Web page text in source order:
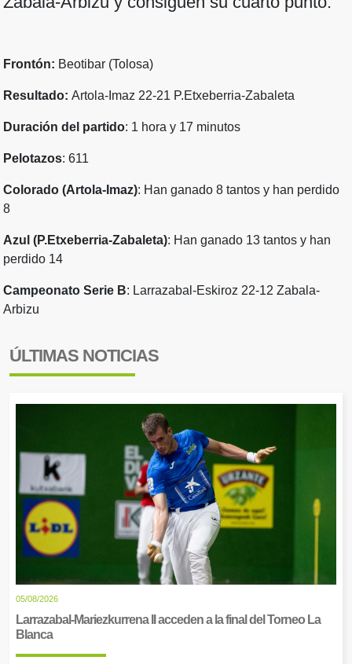
Frontón: Beotibar (Tolosa)
Resultado: Artola-Imaz 22-21 P.Etxeberria-Zabaleta
Duración del partido: 1 hora y 17 minutos
Pelotazos: 611
Colorado (Artola-Imaz): Han ganado 8 tantos y han perdido
8
Azul (P.Etxeberria-Zabaleta): Han ganado 13 tantos y han
perdido 14
Campeonato Serie B: Larrazabal-Eskiroz 22-12 Zabala-
Arbizu
ÚLTIMAS NOTICIAS
05/08/2026
Larrazabal-Mariezkurrena II acceden a la final del Torneo La
Blanca